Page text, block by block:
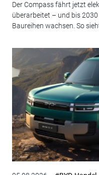
Der Compass fährt jetzt
überarbeitet – und bis
Baureihen wachsen. So